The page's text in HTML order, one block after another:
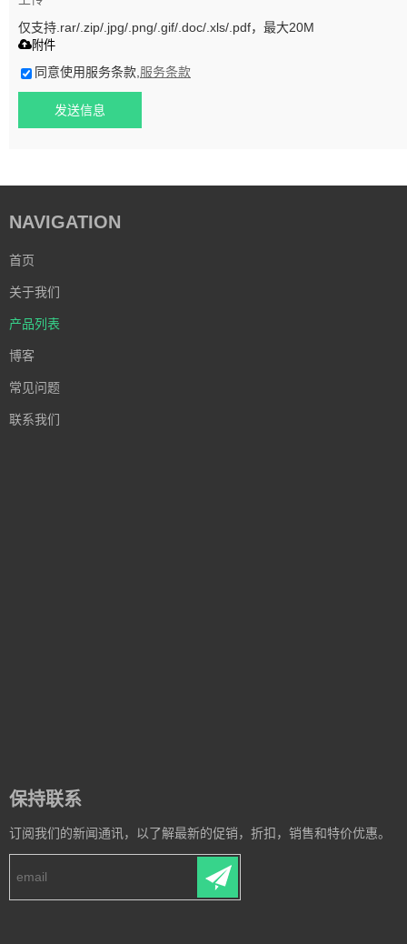
仅支持.rar/.zip/.jpg/.png/.gif/.doc/.xls/.pdf，最大20M
附件
同意使用服务条款, 服务条款
发送信息
NAVIGATION
首页
关于我们
产品列表
博客
常见问题
联系我们
保持联系
订阅我们的新闻通讯，以了解最新的促销，折扣，销售和特价优惠。